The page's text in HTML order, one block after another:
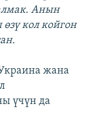
Анын
кол койгон
жана
үчүн да